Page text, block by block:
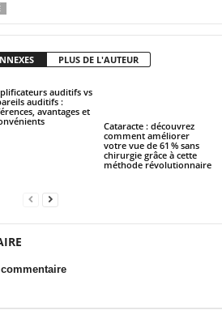
PLUS DE L'AUTEUR
auditifs vs
auditifs :
avantages et
Cataracte : découvrez
comment améliorer
votre vue de 61 % sans
chirurgie grâce à cette
méthode révolutionnaire